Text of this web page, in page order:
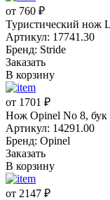
от 760 ₽
Туристический нож
Артикул: 17741.30
Бренд: Stride
Заказать
В корзину
от 1701 ₽
Нож Opinel No 8, бук
Артикул: 14291.00
Бренд: Opinel
Заказать
В корзину
от 2147 ₽